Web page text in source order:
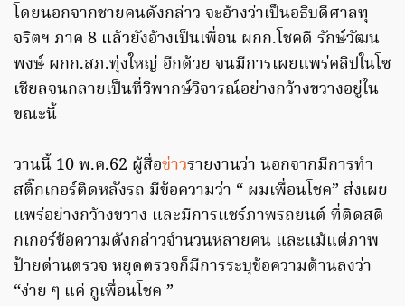
โดยนอกจากชายคนดังกล่าว จะอ้างว่าเป็นอธิบดีศาลทุ
จริตฯ ภาค 8 แล้วยังอ้างเป็นเพื่อน ผกก.โชคดี รักษ์วัฒน
พงษ์ ผกก.สภ.ทุ่งใหญ่ อีกด้วย จนมีการเผยแพร่คลิปในโซ
เชียลจนกลายเป็นที่วิพากษ์วิจารณ์อย่างกว้างขวางอยู่ใน
ขณะนี้
วานนี้ 10 พ.ค.62 ผู้สื่อข่าวรายงานว่า นอกจากมีการทำ
สติ๊กเกอร์ติดหลังรถ มีข้อความว่า “ ผมเพื่อนโชค” ส่งเผย
แพร่อย่างกว้างขวาง และมีการแชร์ภาพรถยนต์ ที่ติดสติ
กเกอร์ข้อความดังกล่าวจำนวนหลายคน และแม้แต่ภาพ
ป้ายด่านตรวจ หยุดตรวจก็มีการระบุข้อความด้านลงว่า
“ง่าย ๆ แค่ กูเพื่อนโชค ”